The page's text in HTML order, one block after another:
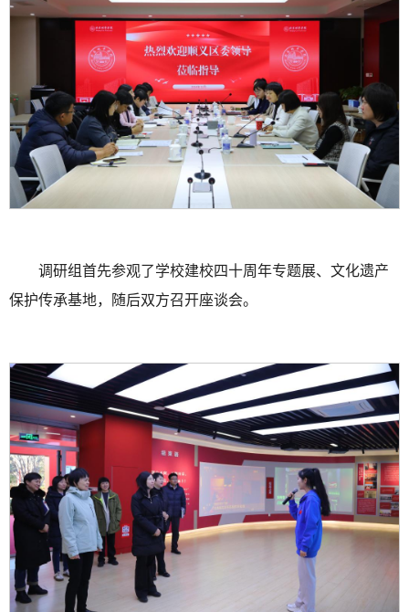
调研组首先参观了学校建校四十周年专题展、文化遗产
保护传承基地，随后双方召开座谈会。